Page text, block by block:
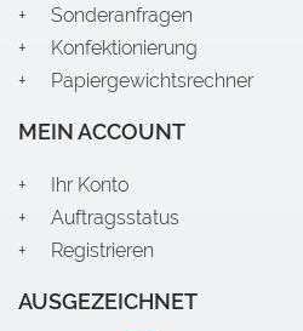
Sonderanfragen
Konfektionierung
Papiergewichtsrechner
MEIN ACCOUNT
Ihr Konto
Auftragsstatus
Registrieren
AUSGEZEICHNET